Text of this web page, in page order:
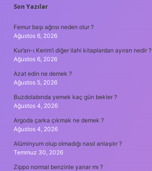
SIDEBAR
Son Yazılar
Femur başı ağrısı neden olur ?
Ağustos 6, 2026
Kur’an-ı Kerim’i diğer ilahi kitaplardan ayıran nedir ?
Ağustos 6, 2026
Azat edin ne demek ?
Ağustos 5, 2026
Buzdolabında yemek kaç gün bekler ?
Ağustos 4, 2026
Argoda çarka çıkmak ne demek ?
Ağustos 4, 2026
Alüminyum olup olmadığı nasıl anlaşılır ?
Temmuz 30, 2026
Zippo normal benzinle yanar mı ?